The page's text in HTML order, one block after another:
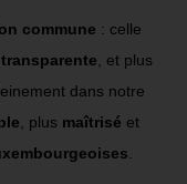
commune : celle
transparente, et plus
dans notre
, plus maîtrisé et
.